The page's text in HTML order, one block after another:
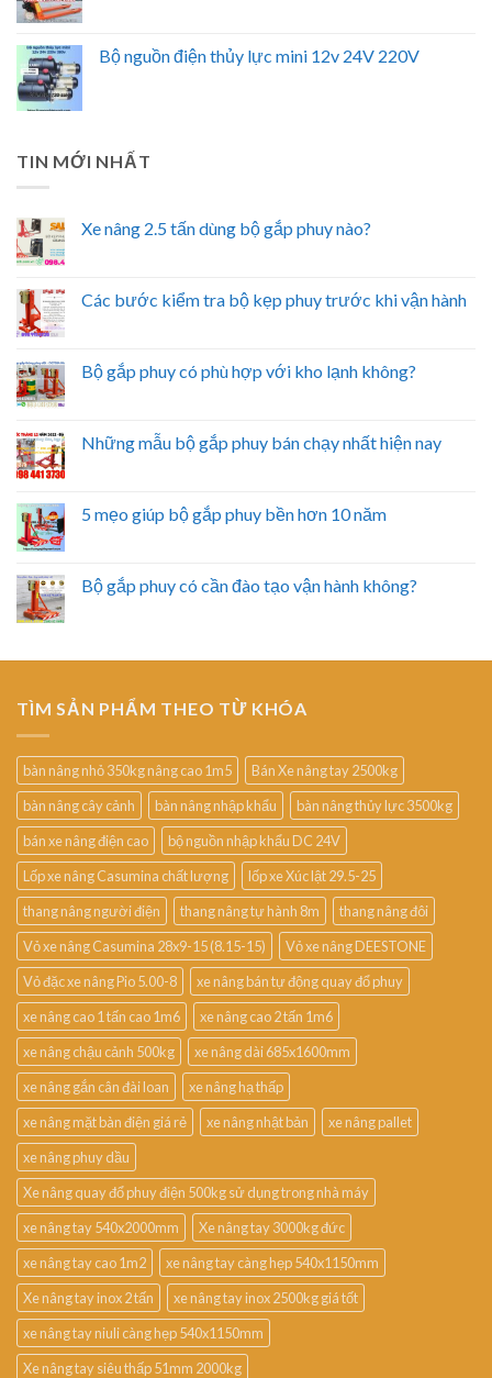
Bộ nguồn điện thủy lực mini 12v 24V 220V
TIN MỚI NHẤT
Xe nâng 2.5 tấn dùng bộ gắp phuy nào?
Các bước kiểm tra bộ kẹp phuy trước khi vận hành
Bộ gắp phuy có phù hợp với kho lạnh không?
Những mẫu bộ gắp phuy bán chạy nhất hiện nay
5 mẹo giúp bộ gắp phuy bền hơn 10 năm
Bộ gắp phuy có cần đào tạo vận hành không?
TÌM SẢN PHẨM THEO TỪ KHÓA
bàn nâng nhỏ 350kg nâng cao 1m5
Bán Xe nâng tay 2500kg
bàn nâng cây cảnh
bàn nâng nhập khẩu
bàn nâng thủy lực 3500kg
bán xe nâng điện cao
bộ nguồn nhập khẩu DC 24V
Lốp xe nâng Casumina chất lượng
lốp xe Xúc lật 29.5-25
thang nâng người điện
thang nâng tự hành 8m
thang nâng đôi
Vỏ xe nâng Casumina 28x9-15 (8.15-15)
Vỏ xe nâng DEESTONE
Vỏ đặc xe nâng Pio 5.00-8
xe nâng bán tự động quay đổ phuy
xe nâng cao 1 tấn cao 1m6
xe nâng cao 2 tấn 1m6
xe nâng chậu cảnh 500kg
xe nâng dài 685x1600mm
xe nâng gắn cân đài loan
xe nâng hạ thấp
xe nâng mặt bàn điện giá rẻ
xe nâng nhật bản
xe nâng pallet
xe nâng phuy dầu
Xe nâng quay đổ phuy điện 500kg sử dụng trong nhà máy
xe nâng tay 540x2000mm
Xe nâng tay 3000kg đức
xe nâng tay cao 1m2
xe nâng tay càng hẹp 540x1150mm
Xe nâng tay inox 2 tấn
xe nâng tay inox 2500kg giá tốt
xe nâng tay niuli càng hẹp 540x1150mm
Xe nâng tay siêu thấp 51mm 2000kg